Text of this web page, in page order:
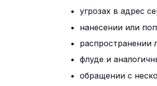
угрозах в адрес
нанесении или
флуде и
обращении с